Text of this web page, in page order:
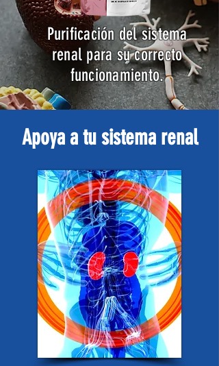
Purificación del sistema
renal para su correcto
funcionamiento.
Apoya a tu sistema renal